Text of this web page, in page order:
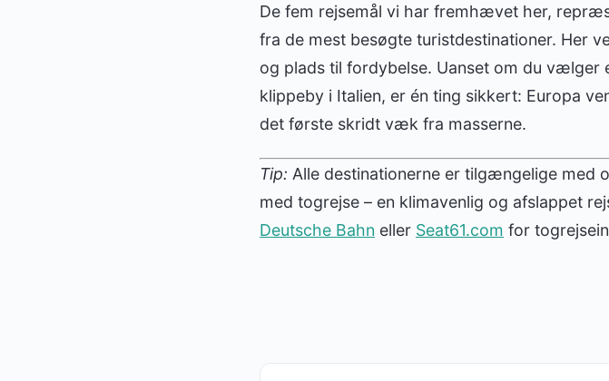
De fem rejsemål vi har fremhævet her,
fra de mest besøgte turistdestinationer. Her
og plads til fordybelse. Uanset om du vælger
klippeby i Italien, er én ting sikkert: Europa
det første skridt væk fra masserne.
Tip: Alle destinationerne er tilgængelige med
med togrejse – en klimavenlig og afslappet
Deutsche Bahn eller Seat61.com for